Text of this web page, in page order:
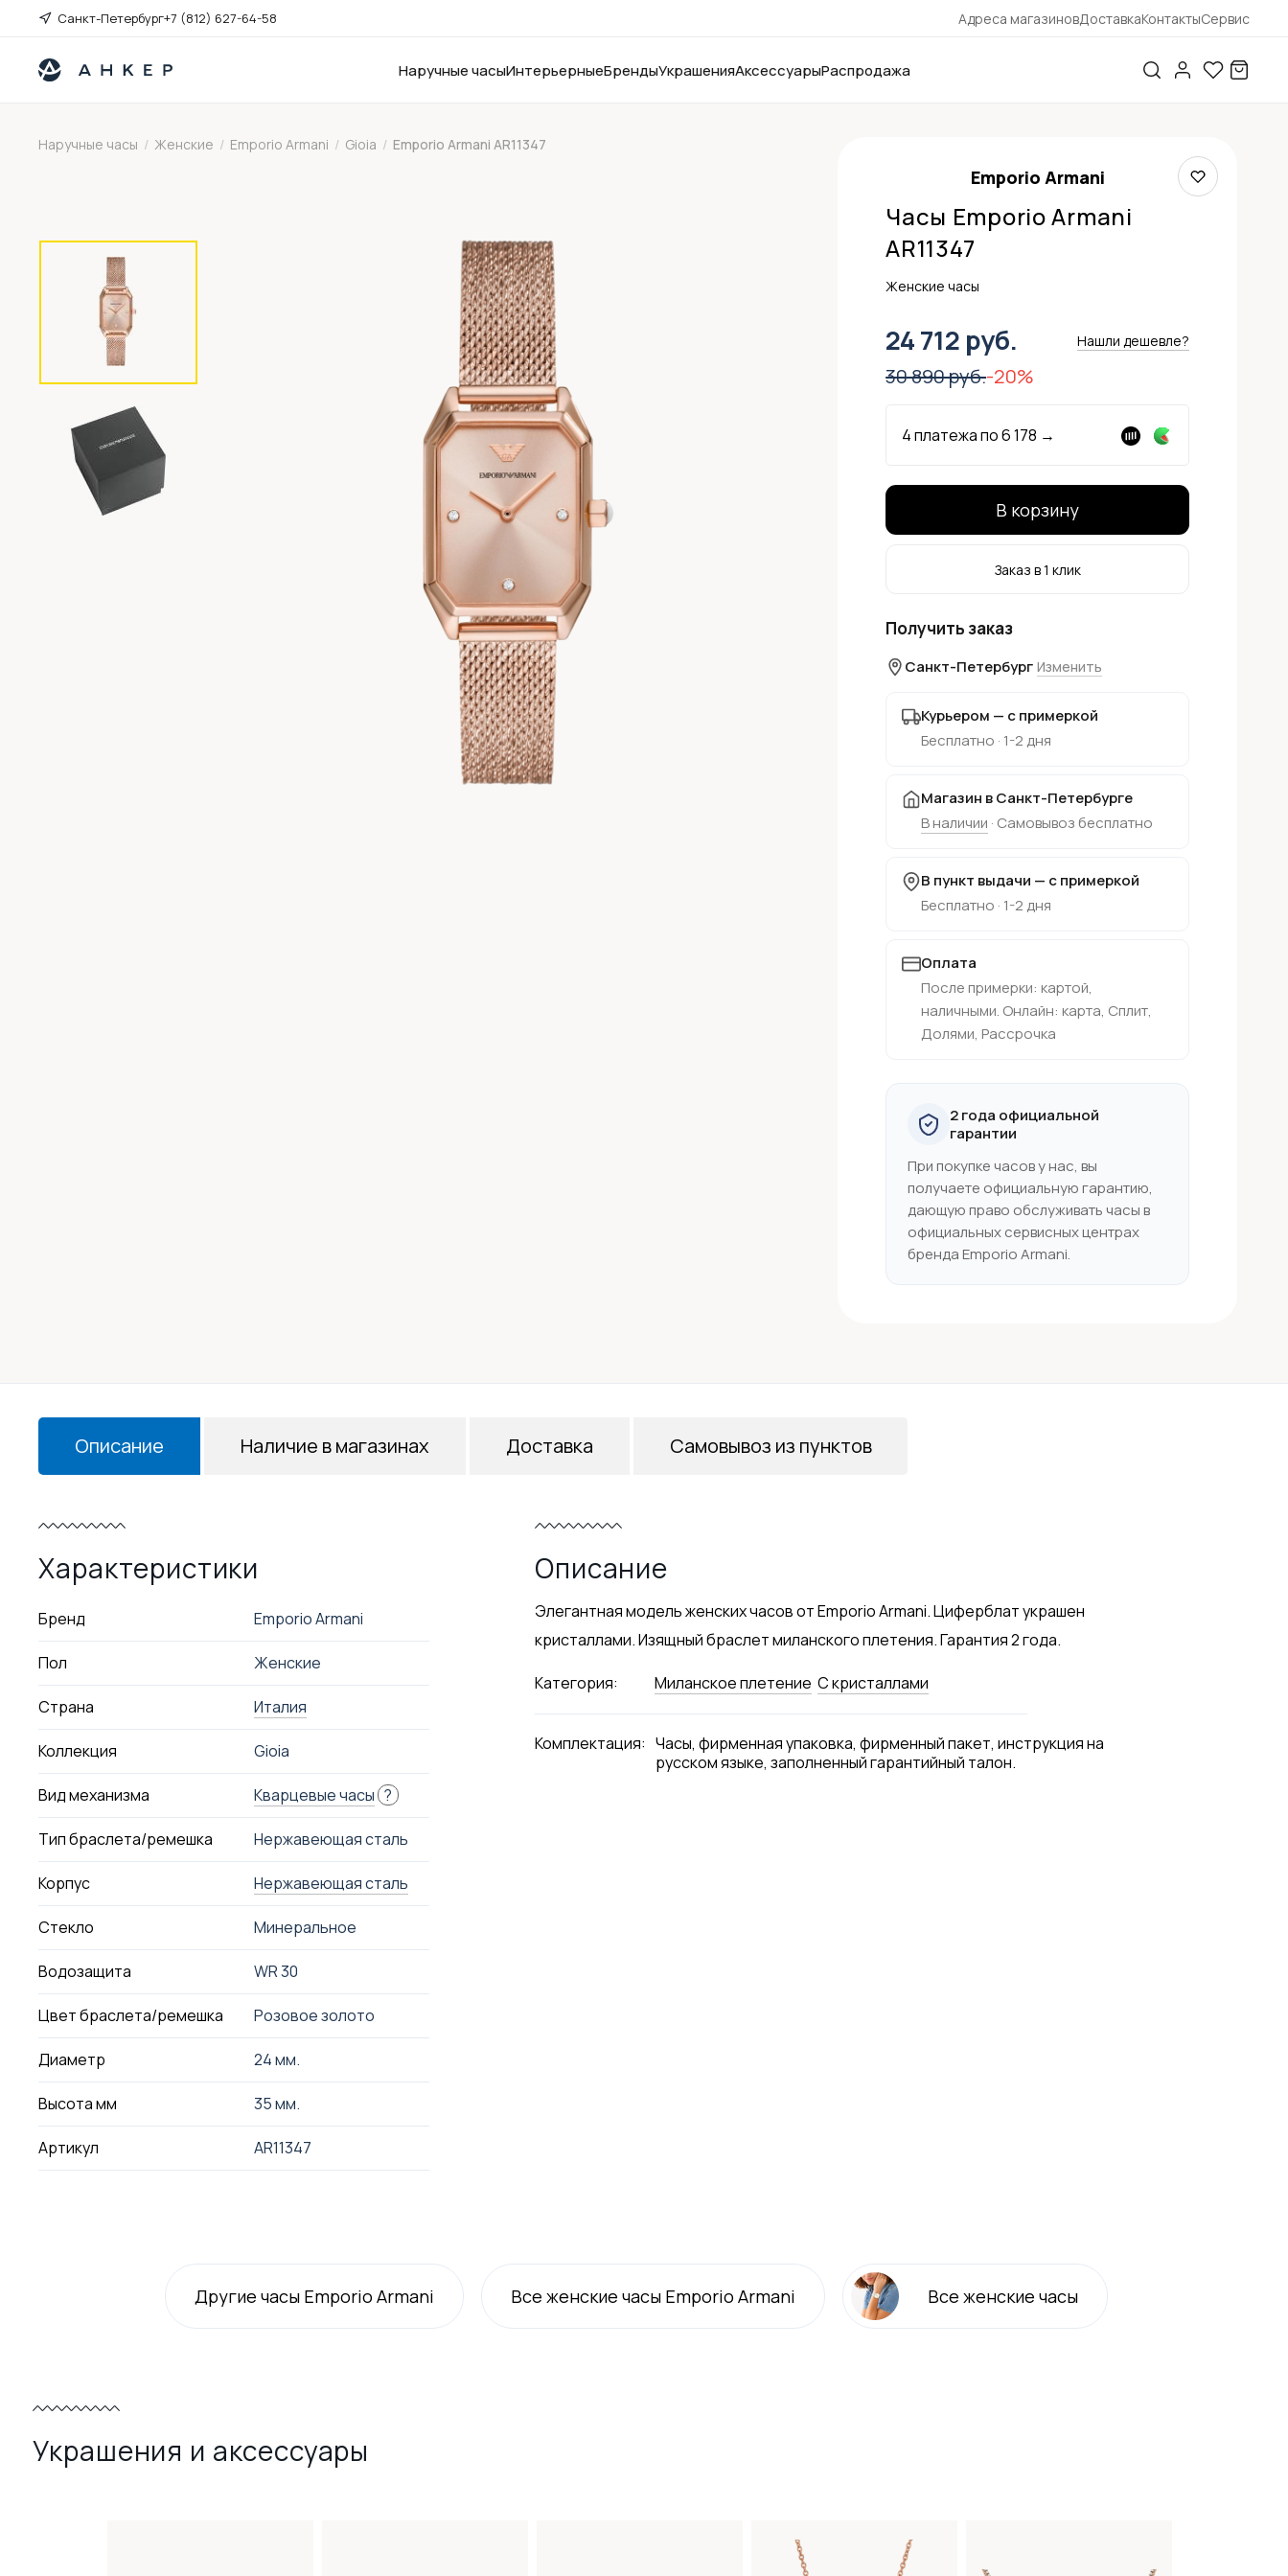
Санкт-Петербург+7 (812) 627-64-58 Адреса магазиновДоставкаКонтактыСервис
Наручные часыИнтерьерныеБрендыУкрашенияАксессуарыРаспродажа
Наручные часы / Женские / Emporio Armani / Gioia / Emporio Armani AR11347
Emporio Armani
Часы Emporio Armani
AR11347
Женские часы
24 712 руб. Нашли дешевле?
30 890 руб.-20%
4 платежа по6 178 →
В корзину
Заказ в 1 клик
Получить заказ
Санкт-Петербург Изменить
Курьером — с примеркой
Бесплатно · 1-2 дня
Магазин в Санкт-Петербурге
В наличии · Самовывоз бесплатно
В пункт выдачи — с примеркой
Бесплатно · 1-2 дня
Оплата
После примерки: картой,
наличными. Онлайн: карта, Сплит,
Долями, Рассрочка
2 года официальной
гарантии
При покупке часов у нас, вы
получаете официальную гарантию,
дающую право обслуживать часы в
официальных сервисных центрах
бренда Emporio Armani.
Описание
Характеристики
Бренд Emporio Armani
Пол Женские
Страна Италия
Коллекция Gioia
Вид механизма Кварцевые часы ?
Тип браслета/ремешка Нержавеющая сталь
Корпус Нержавеющая сталь
Стекло Минеральное
Водозащита WR 30
Цвет браслета/ремешка Розовое золото
Диаметр 24 мм.
Высота мм 35 мм.
Артикул AR11347
Описание
Элегантная модель женских часов от Emporio Armani. Циферблат украшен
кристаллами. Изящный браслет миланского плетения. Гарантия 2 года.
Категория: Миланское плетение С кристаллами
Комплектация: Часы, фирменная упаковка, фирменный пакет, инструкция на
русском языке, заполненный гарантийный талон.
Наличие в магазинах Доставка Самовывоз из пунктов
Другие часы Emporio Armani Всеженские часы Emporio Armani Всеженские часы
Украшения и аксессуары